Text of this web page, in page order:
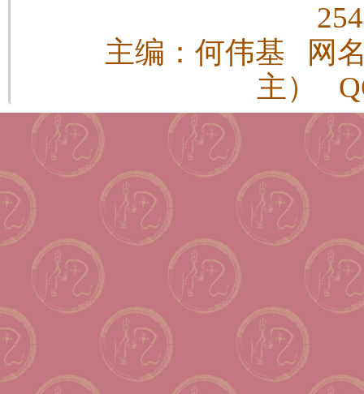
主编：何伟基 网
主）